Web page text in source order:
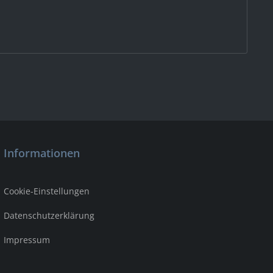
Informationen
Cookie-Einstellungen
Datenschutzerklärung
Impressum